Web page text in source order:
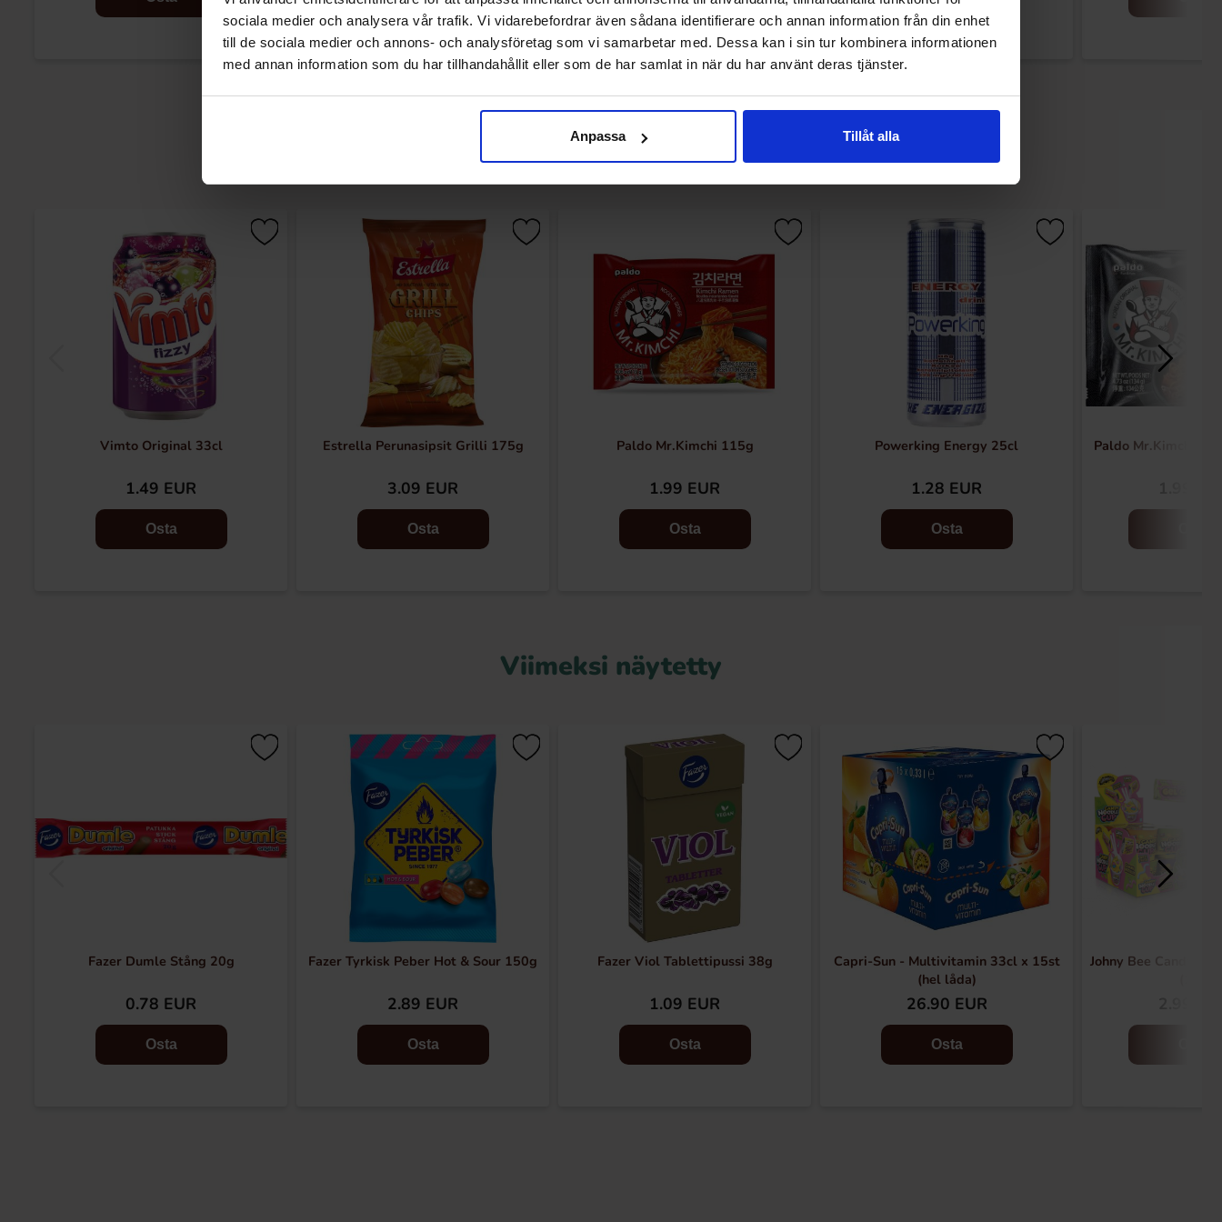
sociala medier och analysera vår trafik. Vi vidarebefordrar även sådana identifierare och annan information från din enhet
till de sociala medier och annons- och analysföretag som vi samarbetar med. Dessa kan i sin tur kombinera informationen
med annan information som du har tillhandahållit eller som de har samlat in när du har använt deras tjänster.
Anpassa Tillåt alla
Muutkin ostivat
Vimto Original 33cl
1.49 EUR
Osta
Estrella Perunasipsit Grilli 175g
3.09 EUR
Osta
Paldo Mr.Kimchi 115g
1.99 EUR
Osta
Powerking Energy 25cl
1.28 EUR
Osta
Paldo Mr.Kimchi
Viimeksi näytetty
Fazer Dumle Stång 20g
0.78 EUR
Osta
Fazer Tyrkisk Peber Hot & Sour 150g
2.89 EUR
Osta
Fazer Viol Tablettipussi 38g
1.09 EUR
Osta
Capri-Sun - Multivitamin 33cl x 15st
(hel låda)
26.90 EUR
Osta
Johny Bee Candy